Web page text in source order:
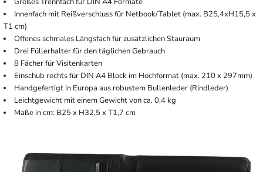
Innenfach mit Reißverschluss für Netbook/Tablet (max. B25,4xH15,5 x
T1 cm)
Offenes schmales Längsfach für zusätzlichen Stauraum
Drei Füllerhalter für den täglichen Gebrauch
8 Fächer für Visitenkarten
Einschub rechts für DIN A4 Block im Hochformat (max. 210 x 297mm)
Handgefertigt in Europa aus robustem Bullenleder (Rindleder)
Leichtgewicht mit einem Gewicht von ca. 0,4 kg
Maße in cm: B25 x H32,5 x T1,7 cm